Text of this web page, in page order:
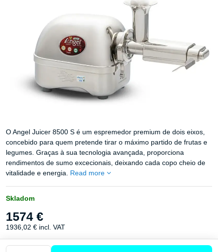
O Angel Juicer 8500 S é um espremedor premium de dois eixos,
concebido para quem pretende tirar o máximo partido de frutas e
legumes. Graças à sua tecnologia avançada, proporciona
rendimentos de sumo excecionais, deixando cada copo cheio de
vitalidade e energia. Read more
Skladom
1574 €
1936,02 € incl. VAT